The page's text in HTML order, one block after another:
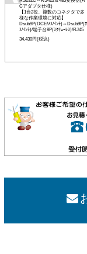
Cアダプタ仕様)
【1台2役、複数のコネクタで多
様な作業環境に対応】
Dsub9P(DCE/ﾒｽ/ｲﾝﾁ)⇔Dsub9P(ｵ
ｽ/ｲﾝﾁ)/端子台8P(ｽｸﾘｭｰﾚｽ)/RJ45
34,430円(税込)